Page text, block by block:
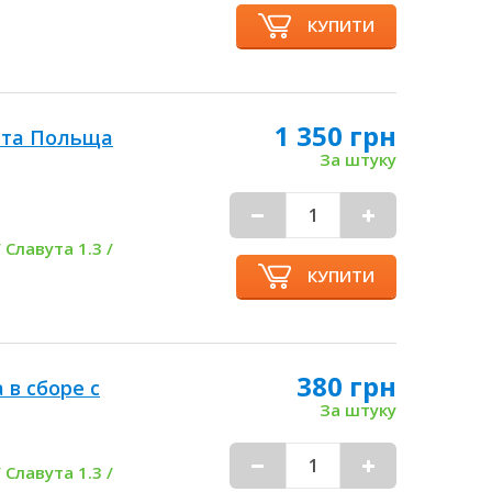
КУПИТИ
1 350 грн
За штуку
КУПИТИ
Польща
1.3 /
380 грн
За штуку
сборе с
1.3 /